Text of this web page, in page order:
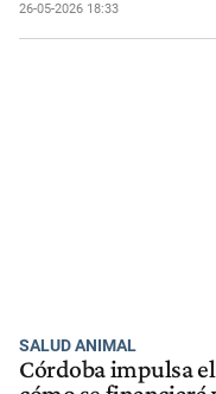
26-05-2026 18:33
SALUD ANIMAL
Córdoba impulsa